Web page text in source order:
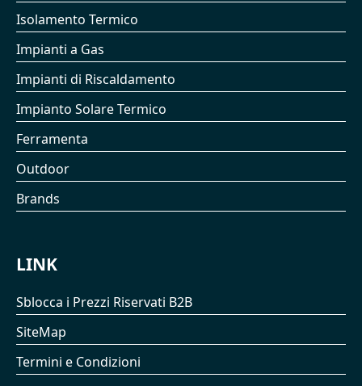
Isolamento Termico
Impianti a Gas
Impianti di Riscaldamento
Impianto Solare Termico
Ferramenta
Outdoor
Brands
LINK
Sblocca i Prezzi Riservati B2B
SiteMap
Termini e Condizioni